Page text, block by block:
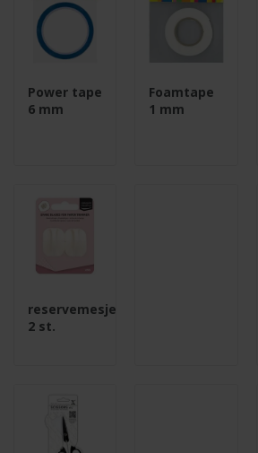
Power tape
6 mm
Foamtape
1 mm
reservemesjes
2 st.